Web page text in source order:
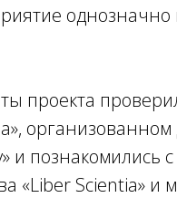
однозначно
проекта
организованном
и познакомились
«Liber Scientia» и